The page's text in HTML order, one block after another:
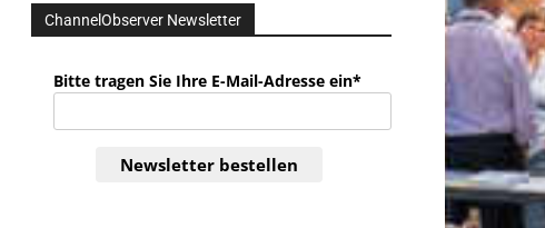
ChannelObserver Newsletter
Bitte tragen Sie Ihre E-Mail-Adresse ein*
Newsletter bestellen